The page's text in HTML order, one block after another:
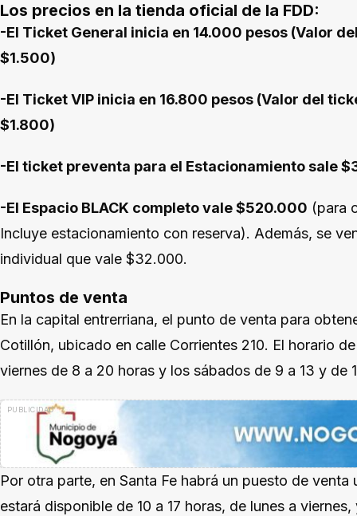
Los precios en la tienda oficial de la FDD:
-El Ticket General inicia en 14.000 pesos (Valor
$1.500)
-El Ticket VIP inicia en 16.800 pesos (Valor del
$1.800)
-El ticket preventa para el Estacionamiento sale
-El Espacio BLACK completo vale $520.000 (para
Incluye estacionamiento con reserva). Además, se
individual que vale $32.000.
Puntos de venta
En la capital entrerriana, el punto de venta para
Cotillón, ubicado en calle Corrientes 210. El horario
viernes de 8 a 20 horas y los sábados de 9 a 13 y de
Por otra parte, en Santa Fe habrá un puesto de
estará disponible de 10 a 17 horas, de lunes a